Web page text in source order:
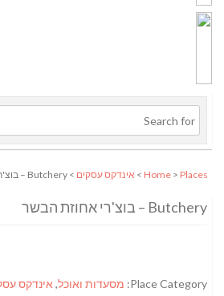
Home > Places
> אינדקס עסקים > Butchery – בוצ'רי אחוזת הבשר
Butchery – בוצ'רי אחוזת הבשר
Place Category: מסעדות ואוכל, אינדקס